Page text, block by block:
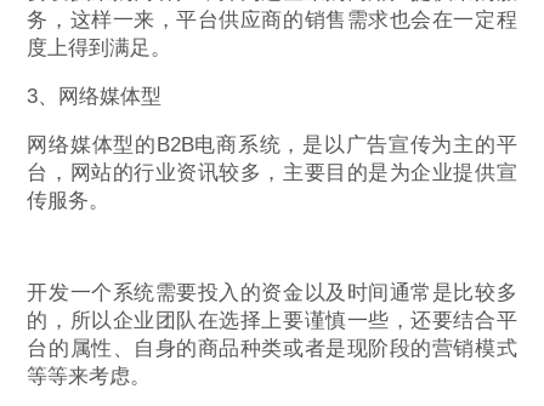
务，这样一来，平台供应商的销售需求也会在一定程
度上得到满足。
3、网络媒体型
网络媒体型的B2B电商系统，是以广告宣传为主的平
台，网站的行业资讯较多，主要目的是为企业提供宣
传服务。
开发一个系统需要投入的资金以及时间通常是比较多
的，所以企业团队在选择上要谨慎一些，还要结合平
台的属性、自身的商品种类或者是现阶段的营销模式
等等来考虑。